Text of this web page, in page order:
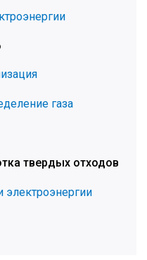
газа
твердых отходов
электроэнергии